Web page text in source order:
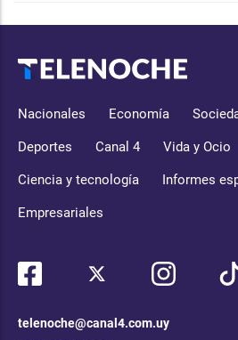
Nacionales Economía
Deportes Canal 4 Vida y Ocio
Ciencia y tecnología Informes
Empresariales
telenoche@canal4.com.uy